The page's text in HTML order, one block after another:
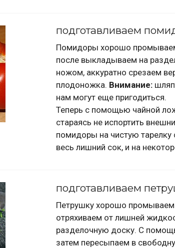
подготавливаем
Помидоры хорошо
после выкладываем на
ножом, аккуратно срезаем
плодоножка. Внимание:
нам могут еще пригодиться.
Теперь с помощью чайной
стараясь не испортить
помидоры на чистую тарелку
весь лишний сок, и на
подготавливаем
Петрушку хорошо промываем
отряхиваем от лишней
разделочную доску. С
затем пересыпаем в